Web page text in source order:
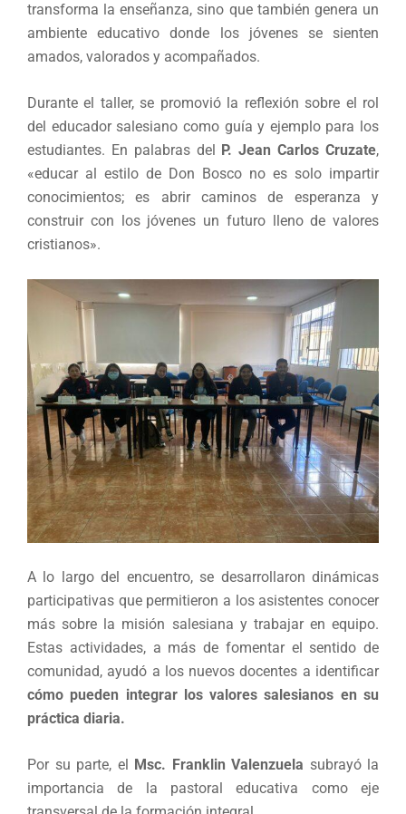
transforma la enseñanza, sino que también genera un
ambiente educativo donde los jóvenes se sienten
amados, valorados y acompañados.
Durante el taller, se promovió la reflexión sobre el rol
del educador salesiano como guía y ejemplo para los
estudiantes. En palabras del P. Jean Carlos Cruzate,
«educar al estilo de Don Bosco no es solo impartir
conocimientos; es abrir caminos de esperanza y
construir con los jóvenes un futuro lleno de valores
cristianos».
A lo largo del encuentro, se desarrollaron dinámicas
participativas que permitieron a los asistentes conocer
más sobre la misión salesiana y trabajar en equipo.
Estas actividades, a más de fomentar el sentido de
comunidad, ayudó a los nuevos docentes a identificar
cómo pueden integrar los valores salesianos en su
práctica diaria.
Por su parte, el Msc. Franklin Valenzuela subrayó la
importancia de la pastoral educativa como eje